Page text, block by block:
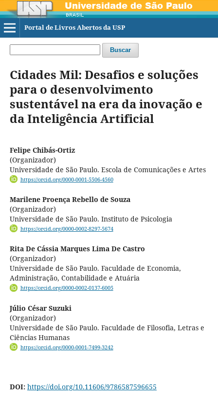
Portal de Livros Abertos da USP
Buscar
Cidades Mil: Desafios e soluções
para o desenvolvimento
sustentável na era da inovação e
da Inteligência Artificial
Felipe Chibás-Ortiz
(Organizador)
Universidade de São Paulo. Escola de Comunicações e Artes
https://orcid.org/0000-0001-5506-4560
Marilene Proença Rebello de Souza
(Organizador)
Universidade de São Paulo. Instituto de Psicologia
https://orcid.org/0000-0002-8297-5674
Rita De Cássia Marques Lima De Castro
(Organizador)
Universidade de São Paulo. Faculdade de Economia,
Administração, Contabilidade e Atuária
https://orcid.org/0000-0002-0137-6005
Júlio César Suzuki
(Organizador)
Universidade de São Paulo. Faculdade de Filosofia, Letras e
Ciências Humanas
https://orcid.org/0000-0001-7499-3242
DOI: https://doi.org/10.11606/9786587596655